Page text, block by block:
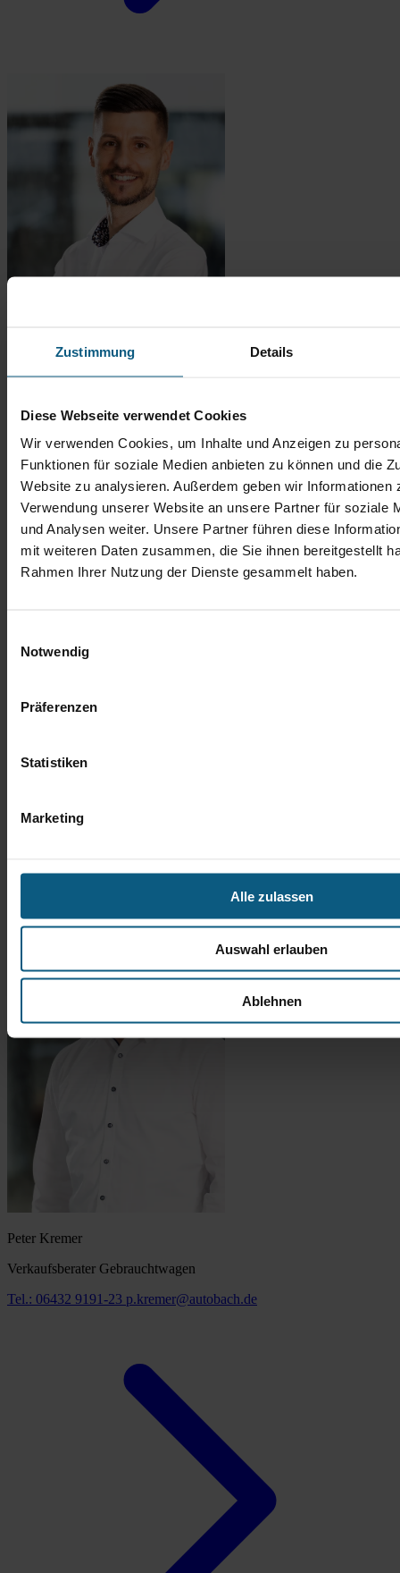
Zustimmung Details
Diese Webseite verwendet Cookies
Wir verwenden Cookies, um Inhalte und Anzeigen zu
Funktionen für soziale Medien anbieten zu können und die
Website zu analysieren. Außerdem geben wir Informationen
Verwendung unserer Website an unsere Partner für soziale
und Analysen weiter. Unsere Partner führen diese
mit weiteren Daten zusammen, die Sie ihnen bereitgestellt
Rahmen Ihrer Nutzung der Dienste gesammelt haben.
Notwendig
Präferenzen
Statistiken
Marketing
Alle zulassen
Auswahl erlauben
Ablehnen
Verkaufsberater Gebrauchtwagen
Tel.: 06432 9191-12m.inci@autobach.de
Peter Kremer
Verkaufsberater Gebrauchtwagen
Tel.: 06432 9191-23 p.kremer@autobach.de